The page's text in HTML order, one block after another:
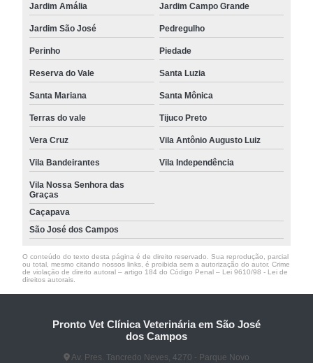
Jardim Amália Jardim Campo Grande
Jardim São José Pedregulho
Perinho Piedade
Reserva do Vale Santa Luzia
Santa Mariana Santa Mônica
Terras do vale Tijuco Preto
Vera Cruz Vila Antônio Augusto Luiz
Vila Bandeirantes Vila Independência
Vila Nossa Senhora das
Graças
Caçapava
São José dos Campos
O conteúdo do texto desta página é de direito reservado. Sua reprodução, parcial
ou total, mesmo citando nossos links, é proibida sem a autorização do autor. Crime
de violação de direito autoral – artigo 184 do Código Penal – Lei 9610/98 - Lei de
direitos autorais
Pronto Vet Clínica Veterinária em São José
dos Campos
Av. Pres. Tancredo Neves, 4270 - Parque Novo